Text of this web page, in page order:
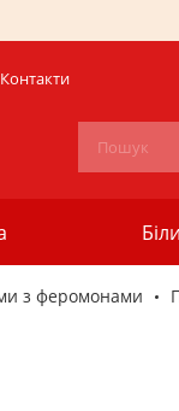
Контакти
з феромонами